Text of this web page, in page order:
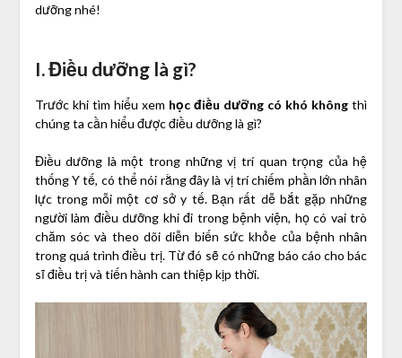
dưỡng nhé!
I. Điều dưỡng là gì?
Trước khi tìm hiểu xem học điều dưỡng có khó không thì
chúng ta cần hiểu được điều dưỡng là gì?
Điều dưỡng là một trong những vị trí quan trọng của hệ
thống Y tế, có thể nói rằng đây là vị trí chiếm phần lớn nhân
lực trong mỗi một cơ sở y tế. Bạn rất dễ bắt gặp những
người làm điều dưỡng khi đi trong bệnh viện, họ có vai trò
chăm sóc và theo dõi diễn biến sức khỏe của bệnh nhân
trong quá trình điều trị. Từ đó sẽ có những báo cáo cho bác
sĩ điều trị và tiến hành can thiệp kịp thời.